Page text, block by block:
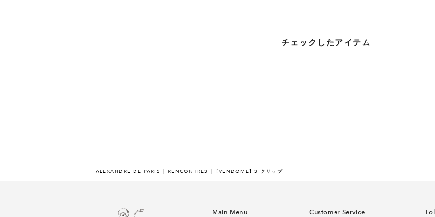
チェックしたアイテム
ALEXANDRE DE PARIS RENCONTRES 【VENDOME】 S クリップ
Main Menu Customer Service